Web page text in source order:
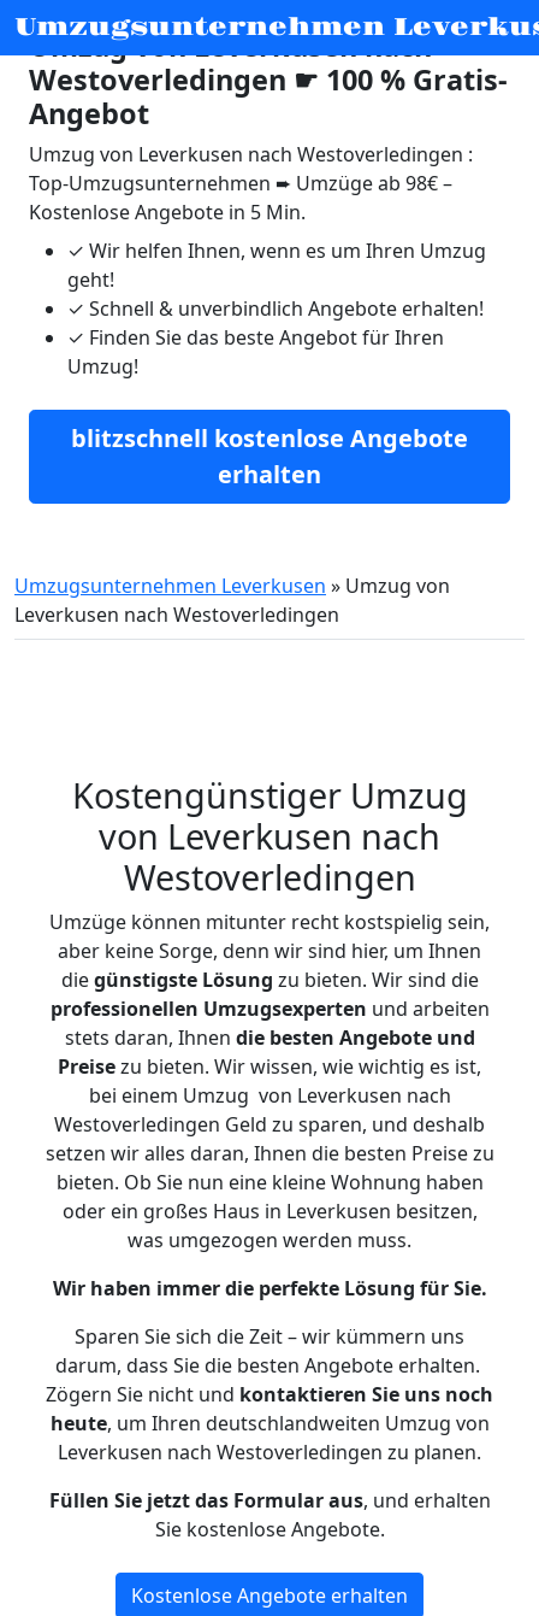
Umzugsunternehmen
Umzug von Leverkusen nach
Westoverledingen ☛ 100 % Gratis-
Angebot
Umzug von Leverkusen nach Westoverledingen :
Top-Umzugsunternehmen ➨ Umzüge ab 98€ –
Kostenlose Angebote in 5 Min.
✓ Wir helfen Ihnen, wenn es um Ihren Umzug
geht!
✓ Schnell & unverbindlich Angebote erhalten!
✓ Finden Sie das beste Angebot für Ihren
Umzug!
blitzschnell kostenlose Angebote
erhalten
Umzugsunternehmen Leverkusen » Umzug von
Leverkusen nach Westoverledingen
Kostengünstiger Umzug
von Leverkusen nach
Westoverledingen
Umzüge können mitunter recht kostspielig sein,
aber keine Sorge, denn wir sind hier, um Ihnen
diegünstigste Lösung zu bieten. Wir sind die
professionellen Umzugsexperten und arbeiten
stets daran, Ihnen die besten Angebote und
Preisezu bieten. Wir wissen, wie wichtig es ist,
bei einem Umzug von Leverkusen nach
Westoverledingen Geld zu sparen, und deshalb
setzen wir alles daran, Ihnen die besten Preise zu
bieten. Ob Sie nun eine kleine Wohnung haben
oder ein großes Haus in Leverkusen besitzen,
was umgezogen werden muss.
Wir haben immer die perfekte Lösung für Sie.
Sparen Sie sich die Zeit – wir kümmern uns
darum, dass Sie die besten Angebote erhalten.
Zögern Sie nicht und kontaktieren Sie uns noch
heute, um Ihren deutschlandweiten Umzug von
Leverkusen nach Westoverledingen zu planen.
Füllen Sie jetzt das Formular aus, und erhalten
Sie kostenlose Angebote.
Kostenlose Angebote erhalten